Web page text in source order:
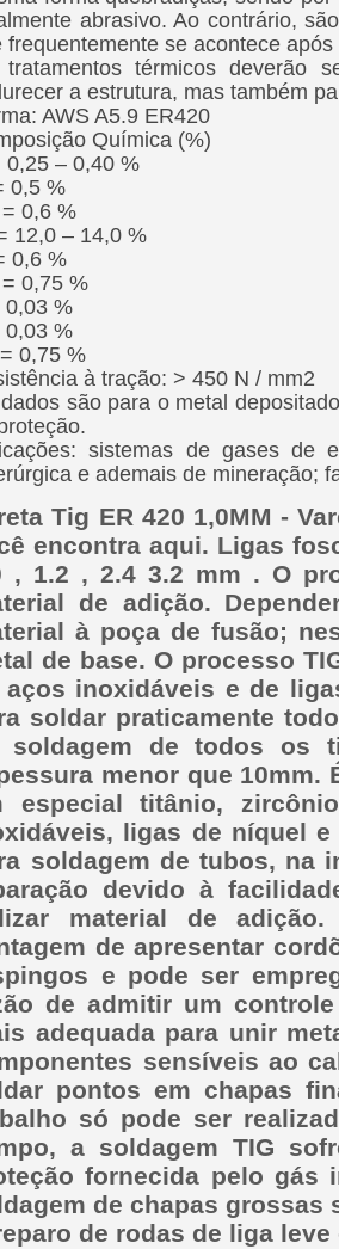
abrasivo. Ao contrário,
frequentemente se acontece
tratamentos térmicos deverão
a estrutura, mas também
AWS A5.9 ER420
Química (%)
0,25 – 0,40 %
0,5 %
0,6 %
12,0 – 14,0 %
0,6 %
0,75 %
0,03 %
0,03 %
0,75 %
à tração: > 450 N / mm2
são para o metal
sistemas de gases de
e ademais de mineração;
Tig ER 420 1,0MM -
encontra aqui. Ligas
, 1.2 , 2.4 3.2 mm . O
de adição.
à poça de fusão;
de base. O processo
aços inoxidáveis e de
soldar praticamente
soldagem de todos os
menor que 10mm.
especial titânio,
ligas de níquel
soldagem de tubos, na
devido à
material de adição.
de apresentar
e pode ser
de admitir um
adequada para unir
sensíveis ao
pontos em chapas
só pode ser
a soldagem TIG
fornecida pelo gás
de chapas grossas
de rodas de liga